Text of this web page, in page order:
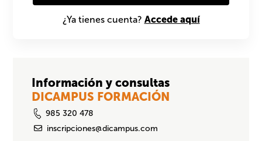
¿Ya tienes cuenta? Accede aquí
Información y consultas
DICAMPUS FORMACIÓN
985 320 478
inscripciones@dicampus.com